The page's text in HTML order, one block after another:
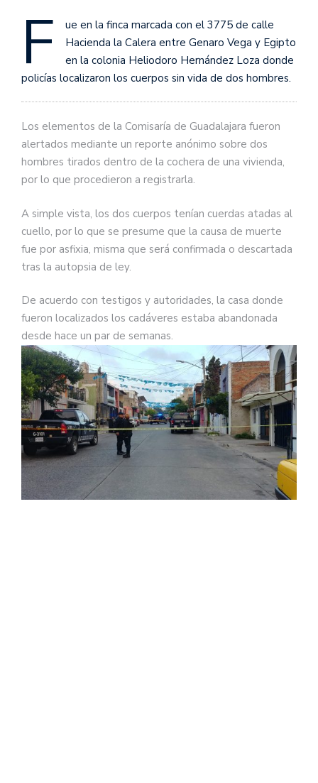
F
ue en la finca marcada con el 3775 de calle
Hacienda la Calera entre Genaro Vega y Egipto
en la colonia Heliodoro Hernández Loza donde
policías localizaron los cuerpos sin vida de dos hombres.
Los elementos de la Comisaría de Guadalajara fueron
alertados mediante un reporte anónimo sobre dos
hombres tirados dentro de la cochera de una vivienda,
por lo que procedieron a registrarla.
A simple vista, los dos cuerpos tenían cuerdas atadas al
cuello, por lo que se presume que la causa de muerte
fue por asfixia, misma que será confirmada o descartada
tras la autopsia de ley.
De acuerdo con testigos y autoridades, la casa donde
fueron localizados los cadáveres estaba abandonada
desde hace un par de semanas.